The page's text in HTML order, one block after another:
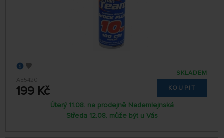
AE5420
199 Kč
SKLADEM
KOUPIT
Úterý 11.08. na prodejně Nademlejnská
Středa 12.08. může být u Vás